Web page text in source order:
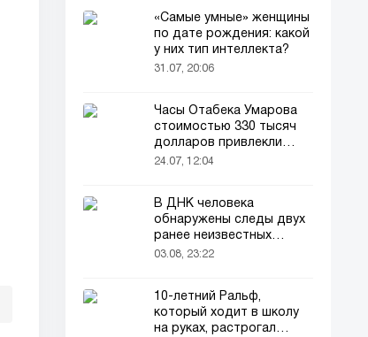
«Самые умные» женщины
по дате рождения: какой
у них тип интеллекта?
31.07, 20:06
Часы Отабека Умарова
стоимостью 330 тысяч
долларов привлекли
всеобщее внимание в
24.07, 12:04
В ДНК человека
обнаружены следы двух
ранее неизвестных
предков
03.08, 23:22
10-летний Ральф,
который ходит в школу
на руках, растрогал